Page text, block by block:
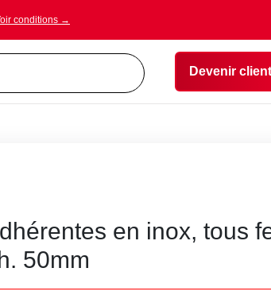
conditions →
Devenir client
en inox, tous
50mm